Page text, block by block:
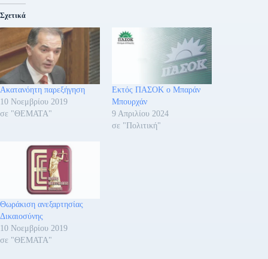
Σχετικά
Ακατανόητη παρεξήγηση
10 Νοεμβρίου 2019
σε "ΘΕΜΑΤΑ"
Εκτός ΠΑΣΟΚ ο Μπαράν
Μπουρχάν
9 Απριλίου 2024
σε "Πολιτική"
Θωράκιση ανεξαρτησίας
Δικαιοσύνης
10 Νοεμβρίου 2019
σε "ΘΕΜΑΤΑ"